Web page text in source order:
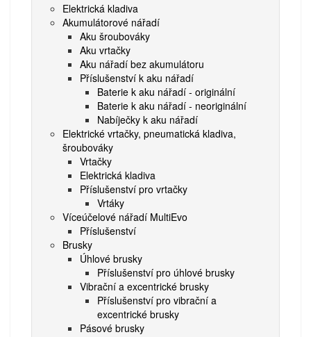
Elektrická kladiva
Akumulátorové nářadí
Aku šroubováky
Aku vrtačky
Aku nářadí bez akumulátoru
Příslušenství k aku nářadí
Baterie k aku nářadí - originální
Baterie k aku nářadí - neoriginální
Nabíječky k aku nářadí
Elektrické vrtačky, pneumatická kladiva,
šroubováky
Vrtačky
Elektrická kladiva
Příslušenství pro vrtačky
Vrtáky
Víceúčelové nářadí MultiEvo
Příslušenství
Brusky
Úhlové brusky
Příslušenství pro úhlové brusky
Vibrační a excentrické brusky
Příslušenství pro vibrační a
excentrické brusky
Pásové brusky